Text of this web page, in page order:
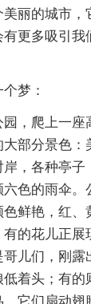
丽的城市，
更多吸引我
梦：
，爬上一座
部分景色：
，各种亭子
色的雨伞。
鲜艳，红、
的花儿正展
儿们，刚露
着头；有的
它们扇动翅